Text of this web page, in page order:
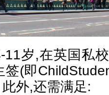
11岁,在英国私
(即
外,还需满足: